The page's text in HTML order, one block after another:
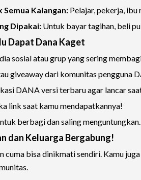
Semua Kalangan: Pelajar, pekerja, ibu
Dipakai: Untuk bayar tagihan, beli
Dapat Dana Kaget
sosial atau grup yang sering
giveaway dari komunitas pengguna
DANA versi terbaru agar lancar
link saat kamu mendapatkannya!
berbagi dan saling menguntungkan.
dan Keluarga Bergabung!
cuma bisa dinikmati sendiri. Kamu